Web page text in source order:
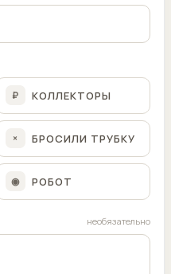
₽ КОЛЛЕКТОРЫ
× БРОСИЛИ ТРУБКУ
◉ РОБОТ
необязательно